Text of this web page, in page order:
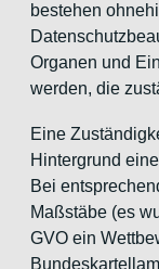
bestehen
Organen und
werden, die
Eine
Hintergrund
Bei
Maßstäbe (es
GVO ein